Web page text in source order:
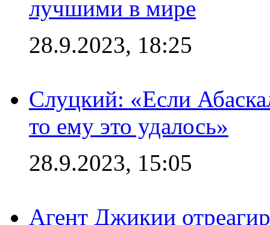
лучшими в мире
28.9.2023, 18:25
Слуцкий: «Если
то ему это удалось»
28.9.2023, 15:05
Агент Джикии